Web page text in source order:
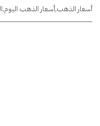
أسعار الذهب,أسعار الذهب اليوم,